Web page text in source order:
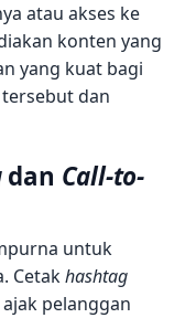
atau akses ke
konten yang
yang kuat bagi
dan
dan Call-to-
untuk
Cetakhashtag
pelanggan